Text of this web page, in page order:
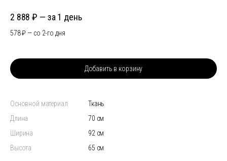
2 888 за 1 день
578 со 2-го дня
Добавить в корзину
Основной материал
Ткань
Длина
70 см
Ширина
92 см
Высота
65 см